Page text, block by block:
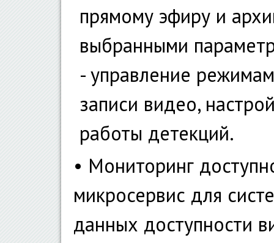
прямому эфиру и
выбранными
- управление
записи видео,
работы детекций.
• Мониторинг
микросервис для
данных доступности